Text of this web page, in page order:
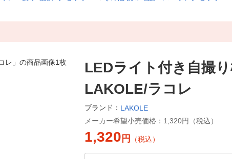
LEDライト付き自撮
LAKOLE/ラコレ
ブランド： LAKOLE
メーカー希望小売価格： 1,320円（税込）
1,320 円 （税込）